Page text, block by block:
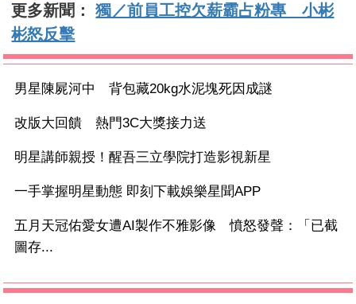
更多新聞：獨／前員工控欠薪霸占粉專 小彬
彬怒反擊
男星陳屍河中 背包藏20kg水泥塊死因成謎
改版大回饋 熱門3C大獎接力送
明星講師親授！醒吾三立學院打造影視新星
一手掌握明星動態 即刻下載娛樂星聞APP
五月天冠佑愛女遭AI製作不雅影像 憤怒發聲：「已截
圖存...